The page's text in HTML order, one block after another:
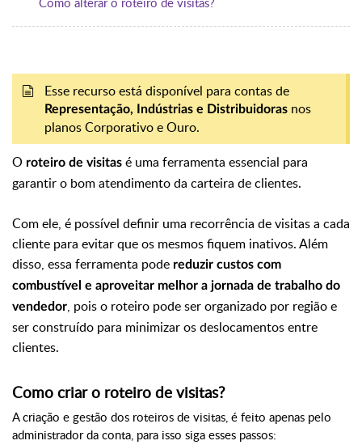
Esse recurso está disponível para contas de
Representação, Indústrias e Distribuidoras nos
planos Corporativo e Ouro.
O roteiro de visitas é uma ferramenta essencial para
garantir o bom atendimento da carteira de clientes.
Com ele, é possível definir uma recorrência de visitas a cada
cliente para evitar que os mesmos fiquem inativos. Além
disso, essa ferramenta pode reduzir custos com
combustível e aproveitar melhor a jornada de trabalho do
vendedor, pois o roteiro pode ser organizado por região e
ser construído para minimizar os deslocamentos entre
clientes.
Como criar o roteiro de visitas?
A criação e gestão dos roteiros de visitas, é feito apenas pelo
administrador da conta, para isso siga esses passos: